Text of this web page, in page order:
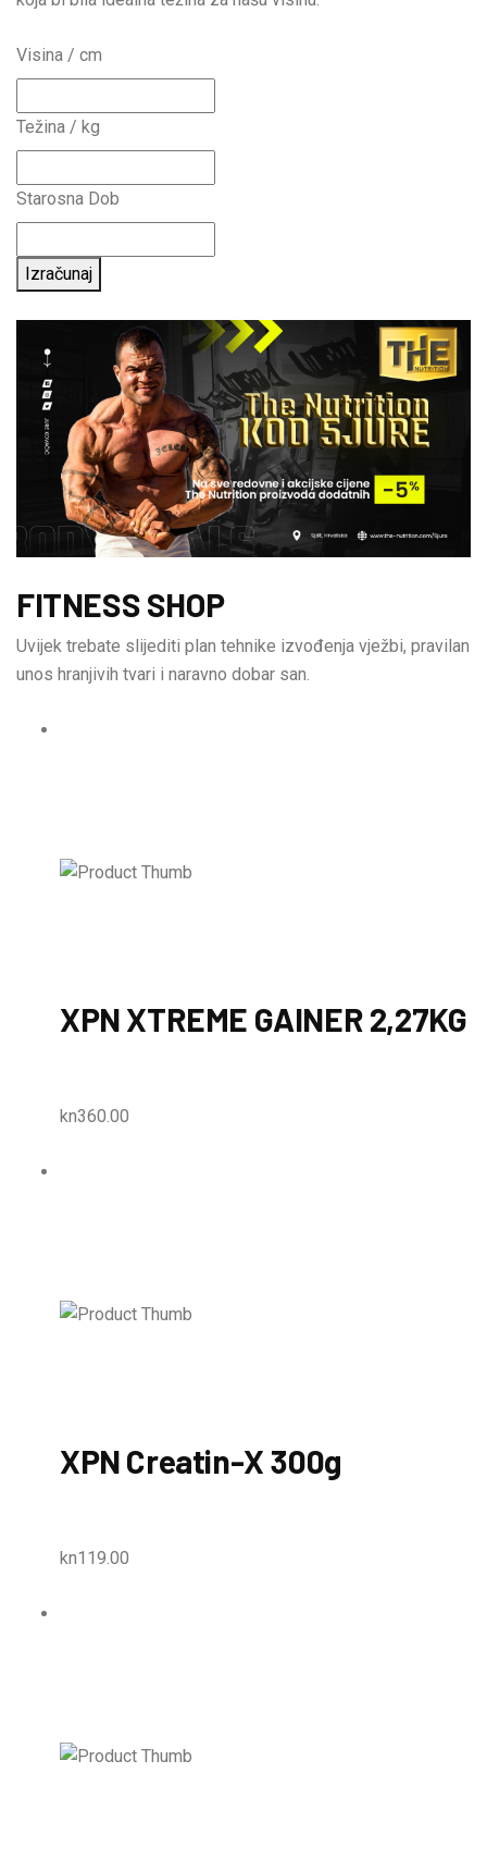
Visina / cm
Težina / kg
Starosna Dob
Izračunaj
FITNESS SHOP
Uvijek trebate slijediti plan tehnike izvođenja vježbi, pravilan
unos hranjivih tvari i naravno dobar san.
XPN XTREME GAINER 2,27KG
kn360.00
XPN Creatin-X 300g
kn119.00